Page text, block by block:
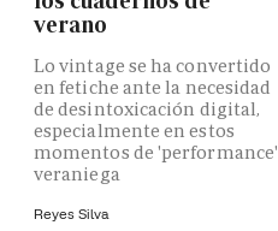
verano
Lo vintage se ha convertido
en fetiche ante la necesidad
de desintoxicación digital,
especialmente en estos
momentos de 'performance'
veraniega
Reyes Silva